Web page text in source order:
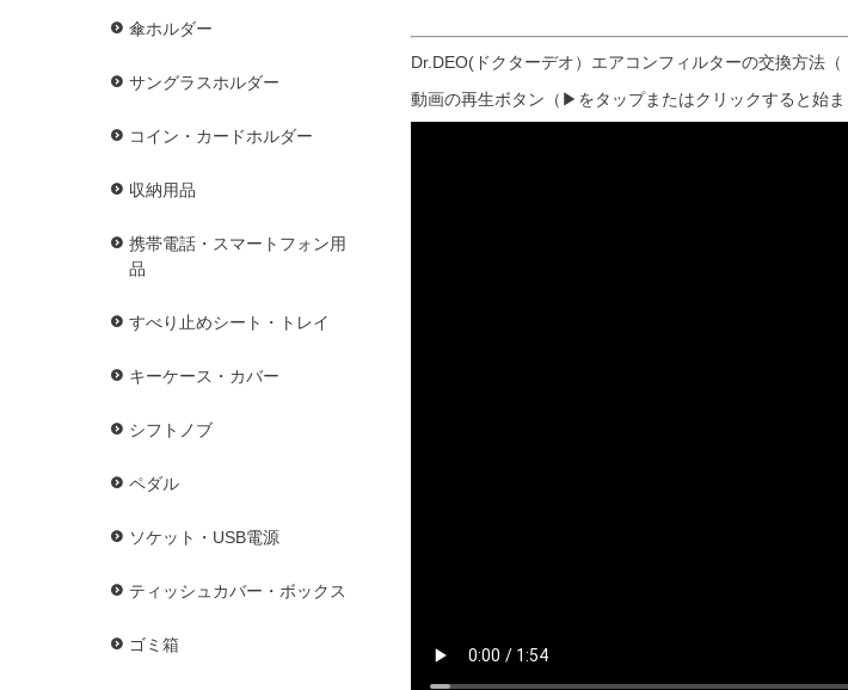
傘ホルダー
サングラスホルダー
コイン・カードホルダー
収納用品
携帯電話・スマートフォン用
品
すべり止めシート・トレイ
キーケース・カバー
シフトノブ
ペダル
ソケット・USB電源
ティッシュカバー・ボックス
ゴミ箱
Dr.DEO(ドクターデオ）エアコンフィルターの交換方法（
動画の再生ボタン（▶をタップまたはクリックすると始ま